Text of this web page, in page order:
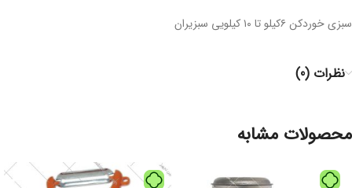
سبزی خوردکن ۶کیلو تا ۱۰ کیلویی سبزیران
نظرات (0)
محصولات مشابه